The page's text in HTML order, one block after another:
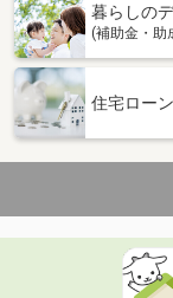
間
鹿児島県鹿児島市
住
専
間
鹿児島県薩摩川内
暮らしの
(補助金・助
住宅ローン